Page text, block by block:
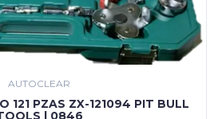
AUTOCLEAR
121 PZAS ZX-121094 PIT BULL
| 0846